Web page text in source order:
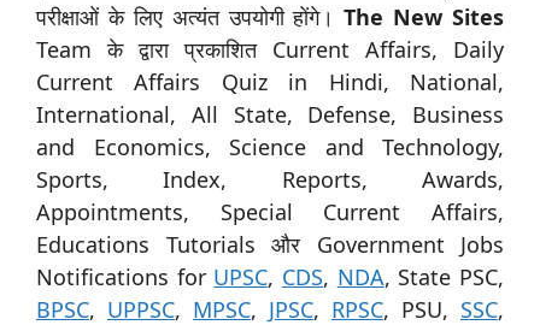
परीक्षाओं के लिए अत्यंत उपयोगी होंगे।The New Sites
Team के द्वारा प्रकाशित Current Affairs, Daily
Current Affairs Quiz in Hindi, National,
International, All State, Defense, Business
and Economics, Science and Technology,
Sports, Index, Reports, Awards,
Appointments, Special Current Affairs,
Educations Tutorials और Government Jobs
Notifications for UPSC, CDS, NDA, State PSC,
BPSC, UPPSC, MPSC, JPSC, RPSC, PSU, SSC,